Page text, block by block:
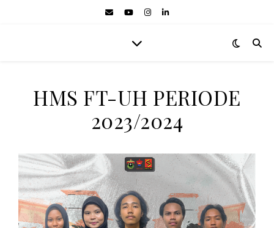
HMS FT-UH PERIODE
2023/2024